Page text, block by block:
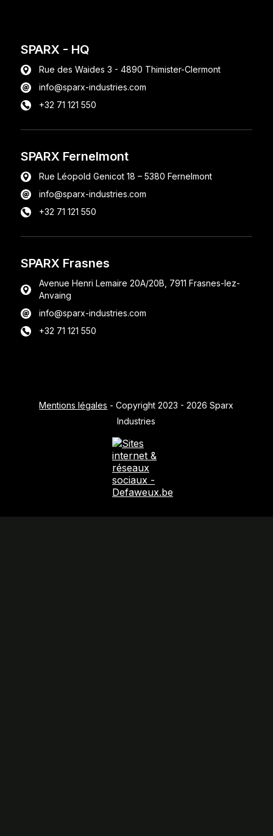
SPARX - HQ
Rue des Waides 3 - 4890 Thimister-Clermont
info@sparx-industries.com
+32 71 121 550
SPARX Fernelmont
Rue Léopold Genicot 18 – 5380 Fernelmont
info@sparx-industries.com
+32 71 121 550
SPARX Frasnes
Avenue Henri Lemaire 20A/20B, 7911 Frasnes-lez-
Anvaing
info@sparx-industries.com
+32 71 121 550
Mentions légales - Copyright 2023 - 2026 Sparx
Industries